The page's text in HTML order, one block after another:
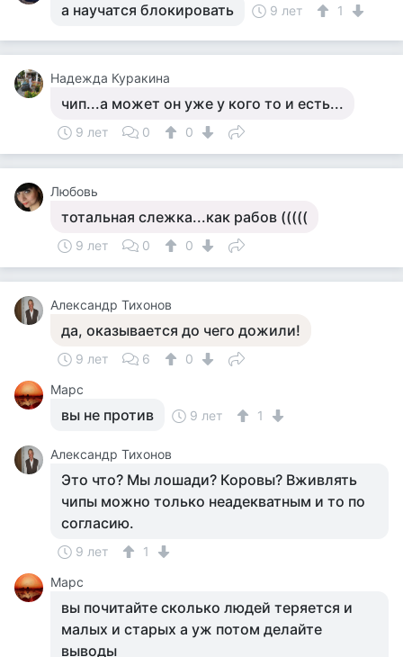
а научатся блокировать 9 лет 1
Надежда Куракина
чип...а может он уже у кого то и есть...
9 лет 0 0
Любовь
тотальная слежка...как рабов (((((
9 лет 0 0
Александр Тихонов
да, оказывается до чего дожили!
9 лет 6
0
Марс
вы не против 9 лет 1
Александр Тихонов
Это что? Мы лошади? Коровы? Вживлять
чипы можно только неадекватным и то по
согласию.
9 лет
1
Марс
вы почитайте сколько людей теряется и
малых и старых а уж потом делайте
выводы